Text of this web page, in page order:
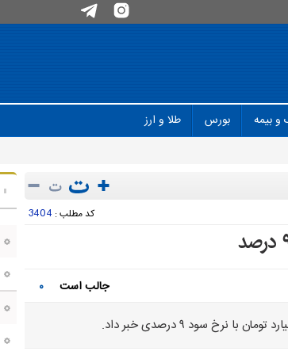
و بیمه بورس طلا و ارز
کد مطلب : 3404
جالب است ۰